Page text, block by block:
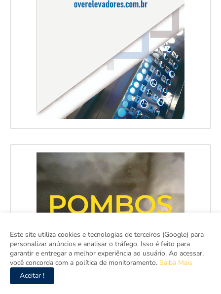
Este site utiliza cookies e tecnologias de terceiros (Google) para
personalizar anúncios e analisar o tráfego. Isso é feito para
garantir e entregar a melhor experiência ao usuário. Ao acessar,
você concorda com a política de monitoramento. Saiba Mais
Aceitar !